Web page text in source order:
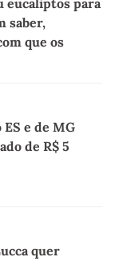
eucaliptos para
saber,
que os
e de MG
de R$ 5
quer